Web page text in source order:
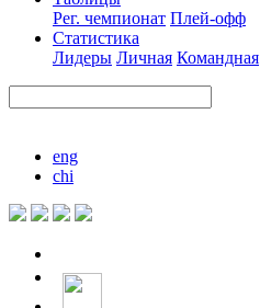
Рег. чемпионат Плей-офф
Статистика
Лидеры Личная Командная
eng
chi